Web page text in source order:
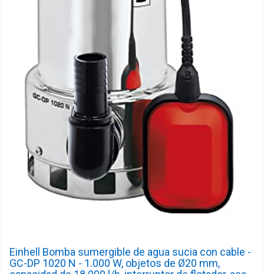
Einhell Bomba sumergible de agua sucia con cable -
GC-DP 1020 N - 1.000 W, objetos de Ø20 mm,